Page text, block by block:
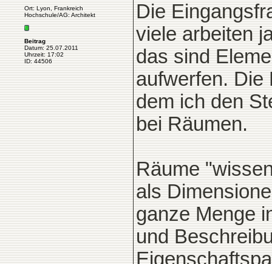
Ort: Lyon, Frankreich
Hochschule/AG: Architekt
Beitrag
Datum: 25.07.2011
Uhrzeit: 17:02
ID: 44506
Die
viele arbeiten
das sind
aufwerfen. Die
dem ich den
bei Räumen.
Räume
als
ganze Menge
und